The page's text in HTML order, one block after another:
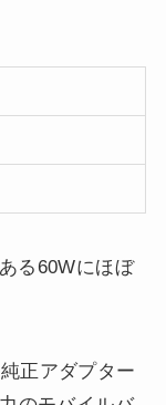
る60Wにほぼ
正アダプター